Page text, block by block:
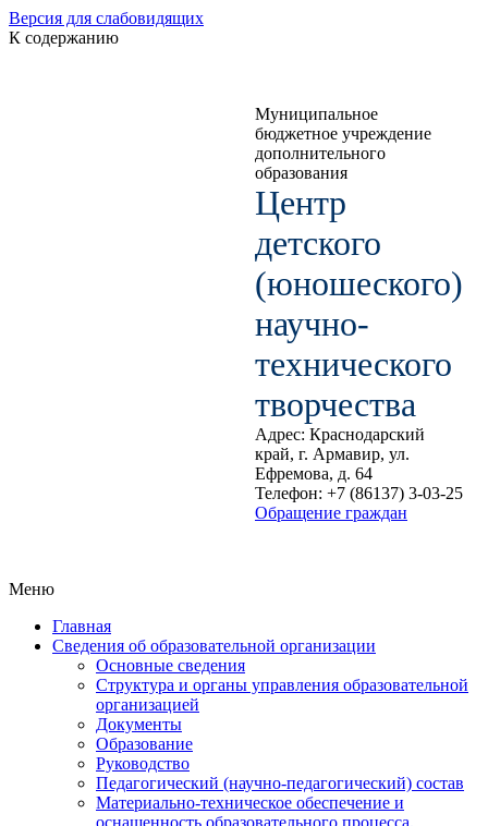
Версия для слабовидящих
К содержанию
Муниципальное
бюджетное учреждение
дополнительного
образования
Центр
детского
(юношеского)
научно-
технического
творчества
Адрес: Краснодарский
край, г. Армавир, ул.
Ефремова, д. 64
Телефон: +7 (86137) 3-03-25
Обращение граждан
Меню
Главная
Сведения об образовательной организации
Основные сведения
Структура и органы управления образовательной
организацией
Документы
Образование
Руководство
Педагогический (научно-педагогический) состав
Материально-техническое обеспечение и
оснащенность образовательного процесса.